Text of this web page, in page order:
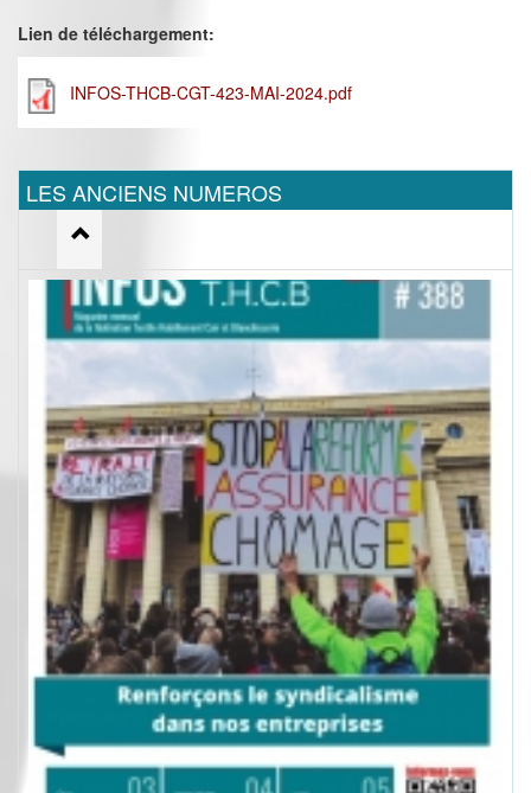
Lien de téléchargement:
INFOS-THCB-CGT-423-MAI-2024.pdf
LES ANCIENS NUMEROS